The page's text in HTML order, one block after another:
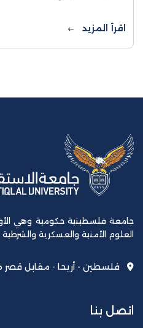
ببرامج الماجستير
اقرأ المزيد
جامعة فلسطينية حكومية وهي
العلوم الأمنية والعسكرية والشرطية
فلسطين - أريحا - مقابل
اتصل بنا